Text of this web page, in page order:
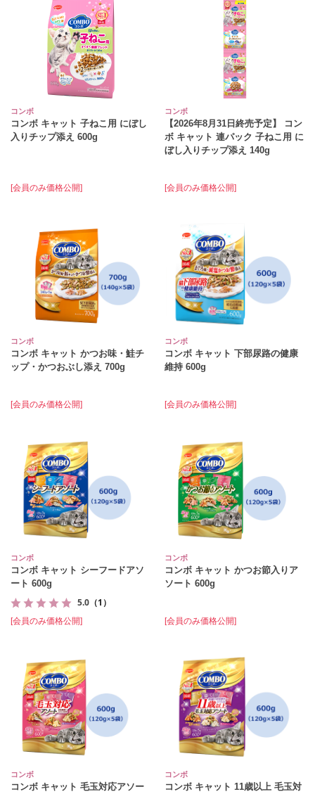
コンボ
コンボ キャット 子ねこ用 にぼし
入りチップ添え 600g
[会員のみ価格公開]
コンボ
【2026年8月31日終売予定】 コン
ボ キャット 連パック 子ねこ用 に
ぼし入りチップ添え 140g
[会員のみ価格公開]
コンボ
コンボ キャット かつお味・鮭チ
ップ・かつおぶし添え 700g
[会員のみ価格公開]
コンボ
コンボ キャット 下部尿路の健康
維持 600g
[会員のみ価格公開]
コンボ
コンボ キャット シーフードアソ
ート 600g
5.0 （1）
[会員のみ価格公開]
コンボ
コンボ キャット かつお節入りア
ソート 600g
[会員のみ価格公開]
コンボ
コンボ キャット 毛玉対応アソー
コンボ
コンボ キャット 11歳以上 毛玉対